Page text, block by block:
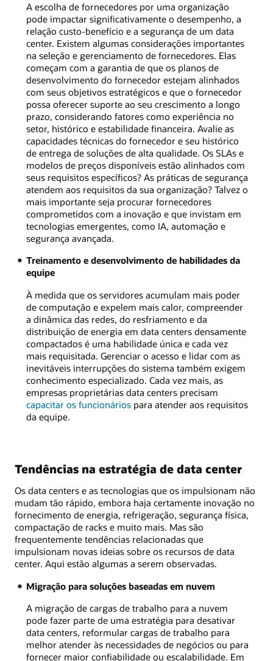
A escolha de fornecedores por uma organização
pode impactar significativamente o desempenho, a
relação custo-benefício e a segurança de um data
center. Existem algumas considerações importantes
na seleção e gerenciamento de fornecedores. Elas
começam com a garantia de que os planos de
desenvolvimento do fornecedor estejam alinhados
com seus objetivos estratégicos e que o fornecedor
possa oferecer suporte ao seu crescimento a longo
prazo, considerando fatores como experiência no
setor, histórico e estabilidade financeira. Avalie as
capacidades técnicas do fornecedor e seu histórico
de entrega de soluções de alta qualidade. Os SLAs e
modelos de preços disponíveis estão alinhados com
seus requisitos específicos? As práticas de segurança
atendem aos requisitos da sua organização? Talvez o
mais importante seja procurar fornecedores
comprometidos com a inovação e que invistam em
tecnologias emergentes, como IA, automação e
segurança avançada.
Treinamento e desenvolvimento de habilidades da
equipe
À medida que os servidores acumulam mais poder
de computação e expelem mais calor, compreender
a dinâmica das redes, do resfriamento e da
distribuição de energia em data centers densamente
compactados é uma habilidade única e cada vez
mais requisitada. Gerenciar o acesso e lidar com as
inevitáveis ​​interrupções do sistema também exigem
conhecimento especializado. Cada vez mais, as
empresas proprietárias data centers precisam
capacitar os funcionáriospara atender aos requisitos
da equipe.
Tendências na estratégia de data center
Os data centers e as tecnologias que os impulsionam não
mudam tão rápido, embora haja certamente inovação no
fornecimento de energia, refrigeração, segurança física,
compactação de racks e muito mais. Mas são
frequentemente tendências relacionadas que
impulsionam novas ideias sobre os recursos de data
center. Aqui estão algumas a serem observadas.
Migração para soluções baseadas em nuvem
A migração de cargas de trabalho para a nuvem
pode fazer parte de uma estratégia para desativar
data centers, reformular cargas de trabalho para
melhor atender às necessidades de negócios ou para
fornecer maior confiabilidade ou escalabilidade. Em